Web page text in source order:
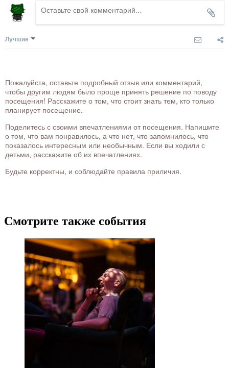
Лучшие
Пожалуйста, оставьте подробный отзыв или комментарий,
чтобы другим людям было проще принять решение по поводу
посещения! Расскажите о том, что стоит знать тем, кто только
планирует посещение.
Поделитесь с своими впечатлениями от посещения. Напишите
о том, что вам понравилось, а что нет, что запомнилось, что
показалось интересным или необычным. Если вы ходили с
детьми, расскажите об их впечатлениях.
Будьте корректны, и соблюдайте правила приличия.
Смотрите также события